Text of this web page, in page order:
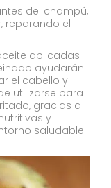
del champú,
reparando el
aplicadas
ayudarán
el cabello y
utilizarse para
gracias a
y
saludable